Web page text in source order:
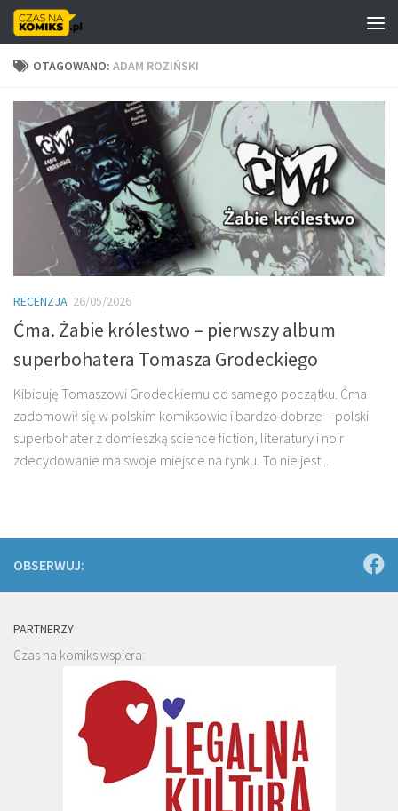
Skip to content
OTAGOWANO: ADAM ROZIŃSKI
RECENZJA 26/05/2026
Ćma. Żabie królestwo – pierwszy album
superbohatera Tomasza Grodeckiego
Kibicuję Tomaszowi Grodeckiemu od samego początku. Ćma
zadomowił się w polskim komiksowie i bardzo dobrze – polski
superbohater z domieszką science fiction, literatury i noir
zdecydowanie ma swoje miejsce na rynku. To nie jest...
OBSERWUJ:
PARTNERZY
Czas na komiks wspiera: